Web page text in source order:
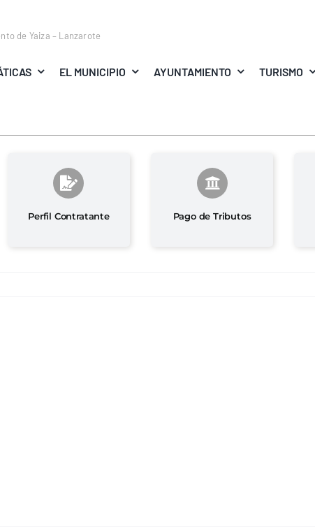
de Yaiza – Lanzarote
EL MUNICIPIO AYUNTAMIENTO TURISMO
Perfil Contratante Pago de Tributos